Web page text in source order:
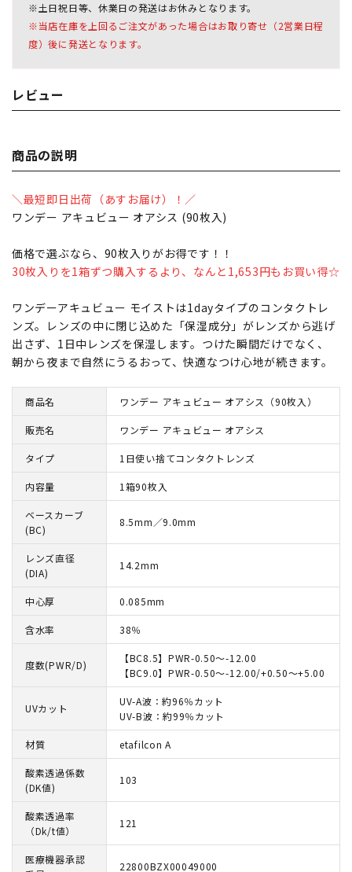
※土日祝日等、休業日の発送はお休みとなります。
※当店在庫を上回るご注文があった場合はお取り寄せ（2営業日程
度）後に発送となります。
レビュー
商品の説明
＼最短即日出荷（あすお届け）！／
ワンデー アキュビュー オアシス (90枚入)
価格で選ぶなら、90枚入りがお得です！！
30枚入りを1箱ずつ購入するより、なんと1,653円もお買い得☆
ワンデーアキュビュー モイストは1dayタイプのコンタクトレ
ンズ。レンズの中に閉じ込めた「保湿成分」がレンズから逃げ
出さず、1日中レンズを保湿します。つけた瞬間だけでなく、
朝から夜まで自然にうるおって、快適なつけ心地が続きます。
商品名 ワンデー アキュビュー オアシス（90枚入）
販売名 ワンデー アキュビュー オアシス
タイプ 1日使い捨てコンタクトレンズ
内容量 1箱90枚入
ベースカーブ
(BC)
8.5mm／9.0mm
レンズ直径
(DIA)
14.2mm
中心厚 0.085mm
含水率 38％
度数(PWR/D)
【BC8.5】PWR-0.50～-12.00
【BC9.0】PWR-0.50～-12.00/+0.50～+5.00
UVカット
UV-A波：約96％カット
UV-B波：約99％カット
材質 etafilcon A
酸素透過係数
(DK値)
103
酸素透過率
（Dk/t値）
121
医療機器承認
22800BZX00049000